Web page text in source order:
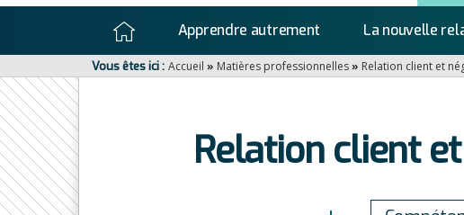
Apprendre autrement La nouvelle
Vous êtes ici : Accueil » Matières professionnelles» Relation client et
Relation client